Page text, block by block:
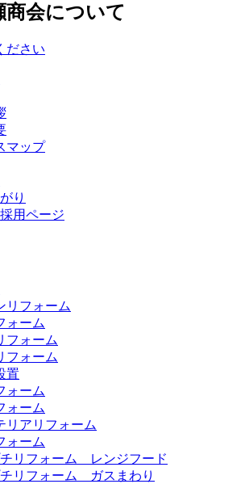
商会について
マップ
り
用ページ
リフォーム
ォーム
フォーム
フォーム
置
ォーム
ォーム
リアリフォーム
ォーム
リフォーム レンジフード
リフォーム ガスまわり